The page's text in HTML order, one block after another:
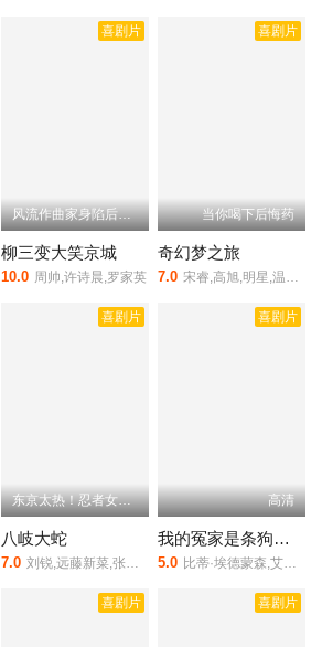
喜剧片
风流作曲家身陷后宫纷争
柳三变大笑京城
10.0 周帅,许诗晨,罗家英
喜剧片
当你喝下后悔药
奇幻梦之旅
7.0 宋睿,高旭,明星,温浩哲,许升
喜剧片
东京太热！忍者女团集结
八岐大蛇
7.0 刘锐,远藤新菜,张舸,汪筠妍,白月
喜剧片
高清
我的冤家是条狗（普通话）
5.0 比蒂·埃德蒙森,艾德·斯克林
喜剧片 喜剧片